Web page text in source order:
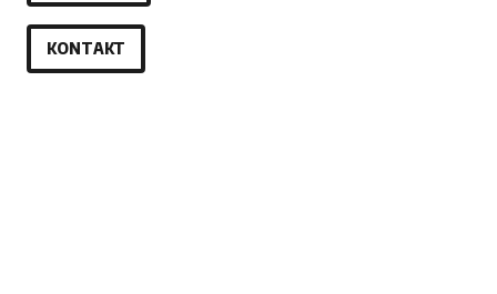
KONTAKT